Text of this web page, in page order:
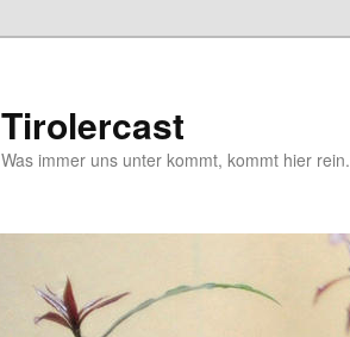
Tirolercast
Was immer uns unter kommt, kommt hier rein.